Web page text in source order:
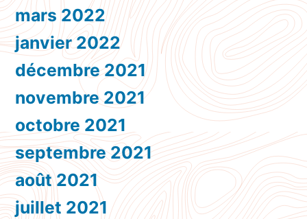
mars 2022
janvier 2022
décembre 2021
novembre 2021
octobre 2021
septembre 2021
août 2021
juillet 2021